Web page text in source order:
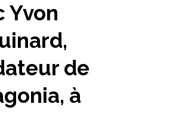
Yvon
de
à